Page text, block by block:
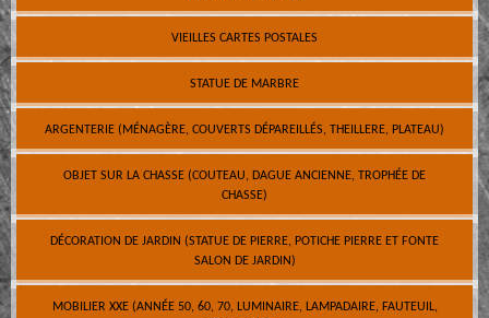
VIEILLES CARTES POSTALES
STATUE DE MARBRE
ARGENTERIE (MÉNAGÈRE, COUVERTS DÉPAREILLÉS, THEILLERE, PLATEAU)
OBJET SUR LA CHASSE (COUTEAU, DAGUE ANCIENNE, TROPHÉE DE
CHASSE)
DÉCORATION DE JARDIN (STATUE DE PIERRE, POTICHE PIERRE ET FONTE
SALON DE JARDIN)
MOBILIER XXE (ANNÉE 50, 60, 70, LUMINAIRE, LAMPADAIRE, FAUTEUIL,